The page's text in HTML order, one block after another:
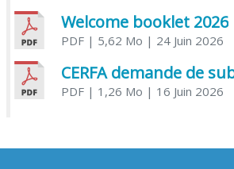
Welcome booklet 2026
PDF| 5,62 Mo | 24 Juin 2026
PDF| 1,26 Mo | 16 Juin 2026